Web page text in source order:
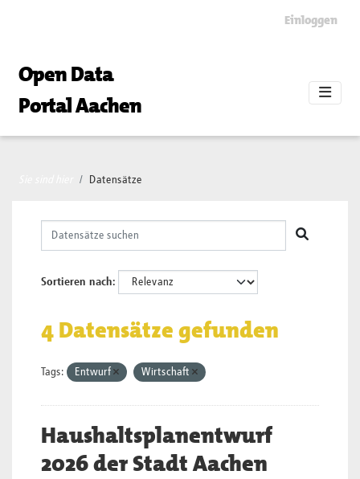
Einloggen
Open Data
Portal Aachen
Datensätze
Sortieren nach
4 Datensätze gefunden
Tags: Entwurf Wirtschaft
Haushaltsplanentwurf
2026 der Stadt Aachen